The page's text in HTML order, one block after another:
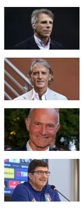
Massese alla fine
lo porta alChievo e
Serie B alla Serie A
una tranquilla
allenato squadre
Catania, Vicenza,
conquistò la
anche laPanchina
Dal punto di vista
offensivo e “giochista
attenzione al
verticalità,
metri. È noto anche
motivazionali, spesso
del gruppo.